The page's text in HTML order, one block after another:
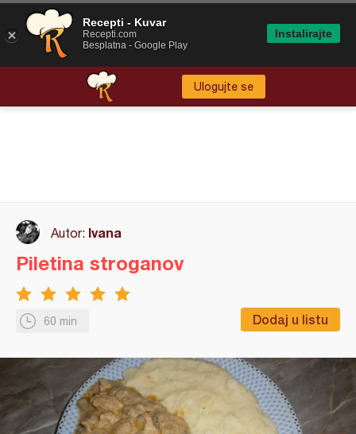
Ulogujte se
Autor: Ivana
60 min Dodaj u listu
Piletina stroganov
Recepti - Kuvar
Recepti.com
Besplatna - Google Play
Instalirajte